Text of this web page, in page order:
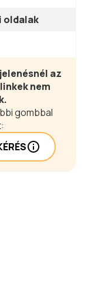
oldalak
az
nem
gombbal